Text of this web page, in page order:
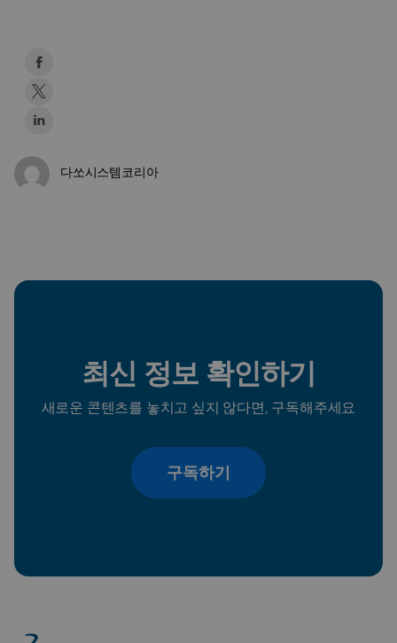
다쏘시스템코리아
최신 정보 확인하기
새로운 콘텐츠를 놓치고 싶지 않다면, 구독해주세요
구독하기